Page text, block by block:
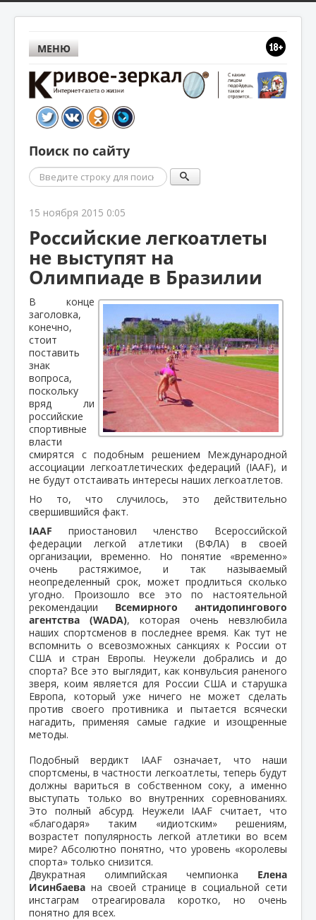
МЕНЮ
Поиск по сайту
Поиск
15 ноября 2015 0:05
Российские легкоатлеты
не выступят на
Олимпиаде в Бразилии
В конце
заголовка,
конечно,
стоит
поставить
знак
вопроса,
поскольку
вряд ли
российские
спортивные
власти
смирятся с подобным решением Международной
ассоциации легкоатлетических федераций (IAAF), и
не будут отстаивать интересы наших легкоатлетов.
Но то, что случилось, это действительно
свершившийся факт.
IAAF приостановил членство Всероссийской
федерации легкой атлетики (ВФЛА) в своей
организации, временно. Но понятие «временно»
очень растяжимое, и так называемый
неопределенный срок, может продлиться сколько
угодно. Произошло все это по настоятельной
рекомендации Всемирного антидопингового
агентства (WADA), которая очень невзлюбила
наших спортсменов в последнее время. Как тут не
вспомнить о всевозможных санкциях к России от
США и стран Европы. Неужели добрались и до
спорта? Все это выглядит, как конвульсия раненого
зверя, коим является для России США и старушка
Европа, который уже ничего не может сделать
против своего противника и пытается всячески
нагадить, применяя самые гадкие и изощренные
методы.
Подобный вердикт IAAF означает, что наши
спортсмены, в частности легкоатлеты, теперь будут
должны вариться в собственном соку, а именно
выступать только во внутренних соревнованиях.
Это полный абсурд. Неужели IAAF считает, что
«благодаря» таким «идиотским» решениям,
возрастет популярность легкой атлетики во всем
мире? Абсолютно понятно, что уровень «королевы
спорта» только снизится.
Двукратная олимпийская чемпионка Елена
Исинбаева на своей странице в социальной сети
инстаграм отреагировала коротко, но очень
понятно для всех.